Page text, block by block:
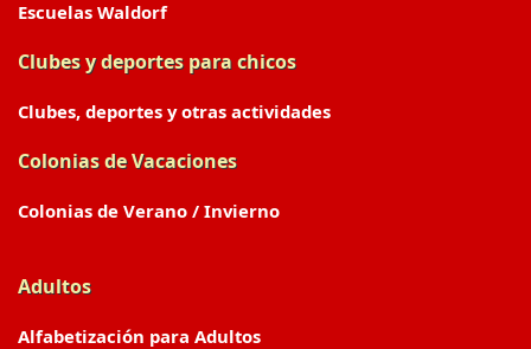
Escuelas Waldorf
Clubes y deportes para chicos
Clubes, deportes y otras actividades
Colonias de Vacaciones
Colonias de Verano / Invierno
Adultos
Alfabetización para Adultos